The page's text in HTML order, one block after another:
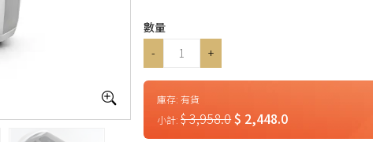
數量
-
+
庫存:有貨
小計:$ 3,958.0$ 2,448.0